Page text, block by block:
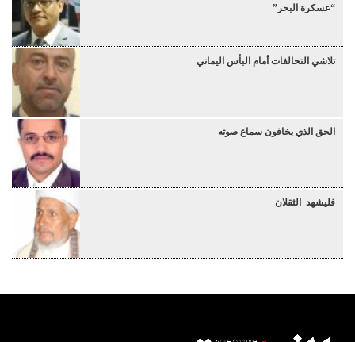
“عسكرة البحر”
تلاشي التحالفات أمام البأس اليماني
الحق الذي يخافون سماع صوته
فليشهد الثقلان